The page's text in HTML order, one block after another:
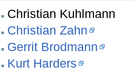
Christian Kuhlmann
Christian Zahn
Gerrit Brodmann
Kurt Harders